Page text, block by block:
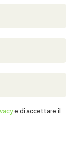
e di accettare il